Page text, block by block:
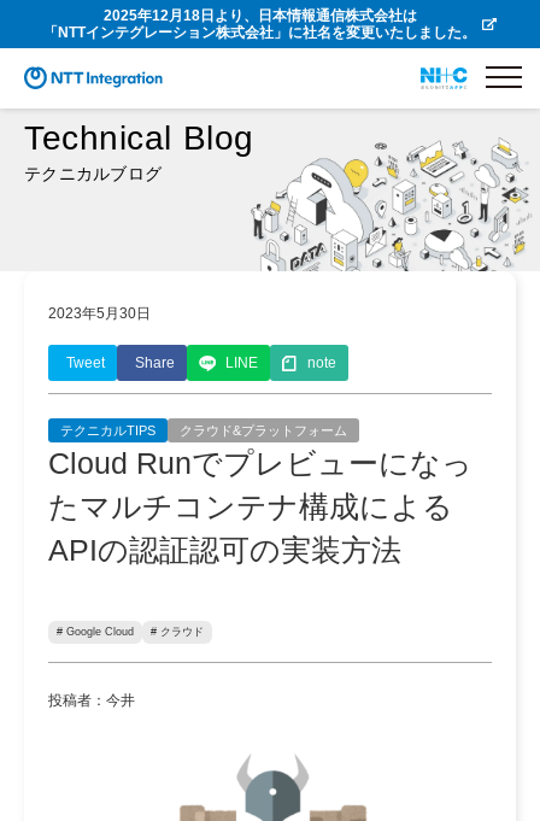
2025年12月18日より、日本情報通信株式会社は
「NTTインテグレーション株式会社」に社名を変更いたしました。
Technical Blog
テクニカルブログ
2023年5月30日
Tweet Share LINE note
テクニカルTIPS クラウド&プラットフォーム
Cloud Runでプレビューになっ
たマルチコンテナ構成による
APIの認証認可の実装方法
# Google Cloud # クラウド
投稿者：今井